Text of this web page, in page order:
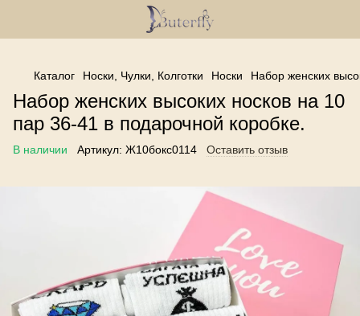
------------------------------------------------
Каталог Носки, Чулки, Колготки Носки Набор женских
Набор женских высоких носков на 10
пар 36-41 в подарочной коробке.
В наличии Артикул: Ж10бокс0114 Оставить отзыв